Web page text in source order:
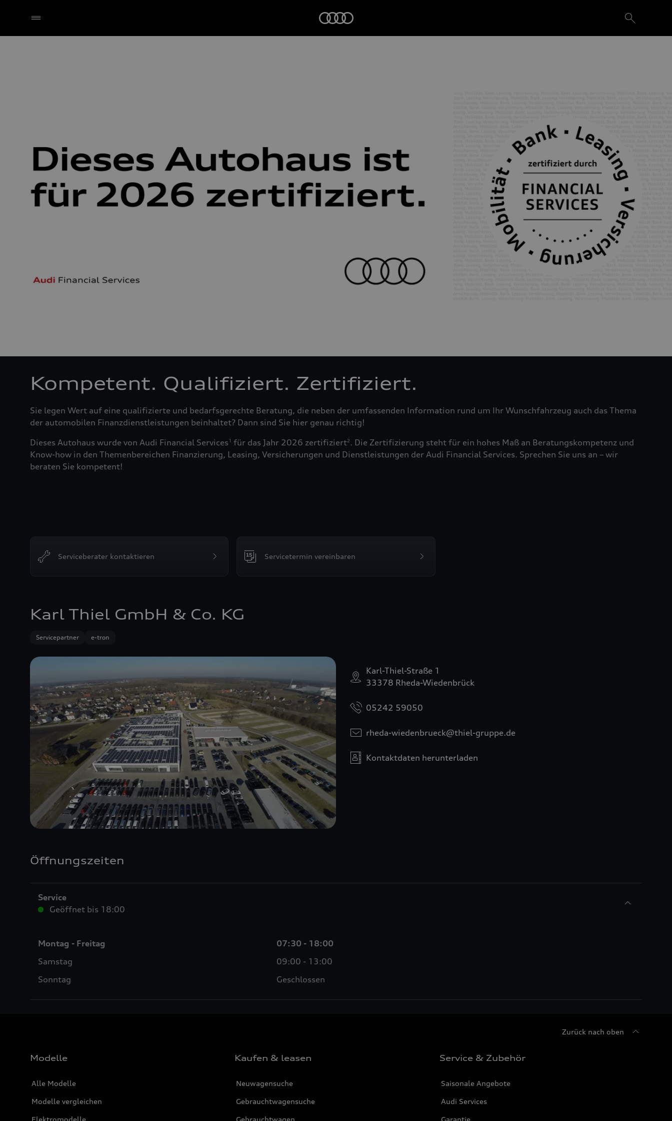
Kompetent. Qualifiziert. Zertifiziert.
Sie legen Wert auf eine qualifizierte und bedarfsgerechte Beratung, die neben der umfassenden Information rund um Ihr Wunschfahrzeug auch das Thema
der automobilen Finanzdienstleistungen beinhaltet? Dann sind Sie hier genau richtig!
Dieses Autohaus wurde von Audi Financial Services1 für das Jahr 2026 zertifiziert2. Die Zertifizierung steht für ein hohes Maß an Beratungskompetenz und
Know-how in den Themenbereichen Finanzierung, Leasing, Versicherungen und Dienstleistungen der Audi Financial Services. Sprechen Sie uns an – wir
beraten Sie kompetent!
Serviceberater kontaktieren Servicetermin vereinbaren
Karl Thiel GmbH & Co. KG
Servicepartner e-tron
Karl-Thiel-Straße 1
33378 Rheda-Wiedenbrück
05242 59050
rheda-wiedenbrueck@thiel-gruppe.de
Kontaktdaten herunterladen
Öffnungszeiten
Service
Geöffnet bis 18:00
Montag - Freitag
07:30 - 18:00
Samstag
09:00 - 13:00
Sonntag
Geschlossen
Zurück nach oben
Modelle
Alle Modelle
Modelle vergleichen
Kaufen & leasen
Neuwagensuche
Gebrauchtwagensuche
Service & Zubehör
Saisonale Angebote
Audi Services